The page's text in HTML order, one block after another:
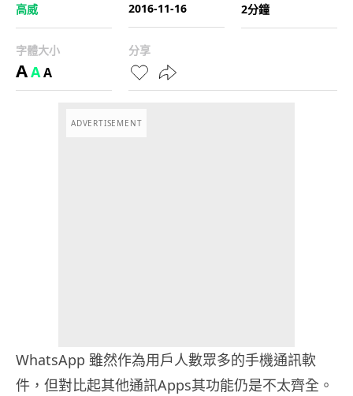
高威
2016-11-16
2分鐘
字體大小
AAA
分享
ADVERTISEMENT
WhatsApp 雖然作為用戶人數眾多的手機通訊軟
件，但對比起其他通訊Apps其功能仍是不太齊全。